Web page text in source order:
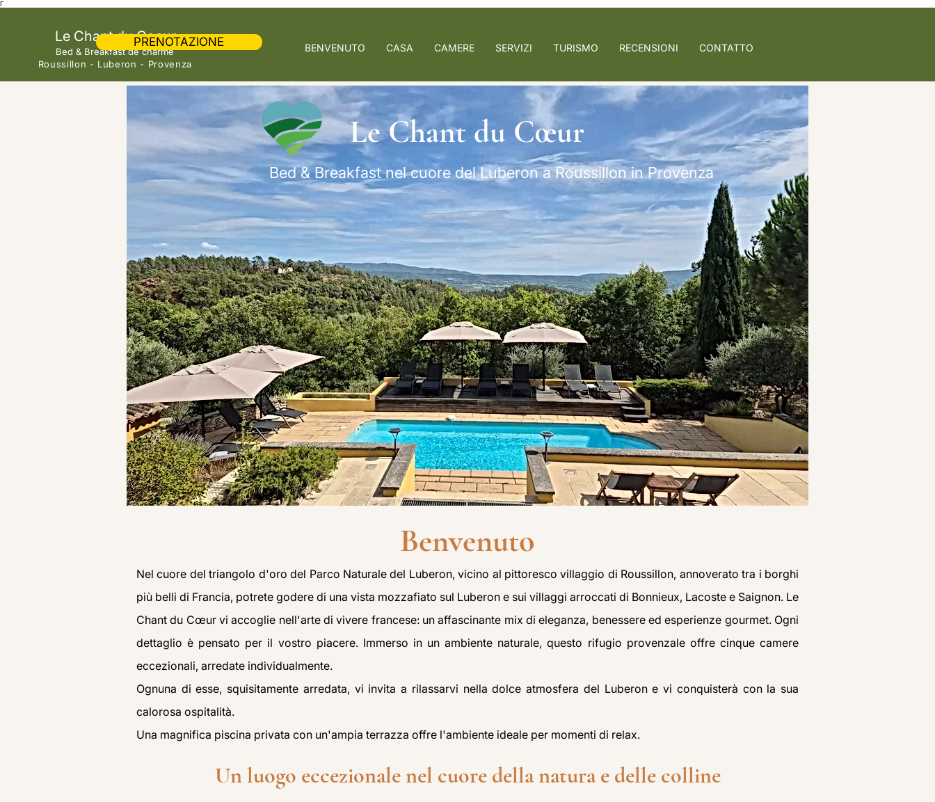
Γ
Le Chant du Coeur
Bed & Breakfast de charme
Roussillon - Luberon - Provenza
PRENOTAZIONE BENVENUTO CASA CAMERE SERVIZI TURISMO RECENSIONI CONTATTO
Le Chant du Cœur
Bed & Breakfast nel cuore del Luberon a Roussillon in Provenza
Benvenuto
Nel cuore del triangolo d'oro del Parco Naturale del Luberon, vicino al pittoresco villaggio di Roussillon, annoverato tra i borghi
più belli di Francia, potrete godere di una vista mozzafiato sul Luberon e sui villaggi arroccati di Bonnieux, Lacoste e Saignon. Le
Chant du Cœur vi accoglie nell'arte di vivere francese: un affascinante mix di eleganza, benessere ed esperienze gourmet. Ogni
dettaglio è pensato per il vostro piacere. Immerso in un ambiente naturale, questo rifugio provenzale offre cinque camere
eccezionali, arredate individualmente.
Ognuna di esse, squisitamente arredata, vi invita a rilassarvi nella dolce atmosfera del Luberon e vi conquisterà con la sua
calorosa ospitalità.
Una magnifica piscina privata con un'ampia terrazza offre l'ambiente ideale per momenti di relax.
Un luogo eccezionale nel cuore della natura e delle colline